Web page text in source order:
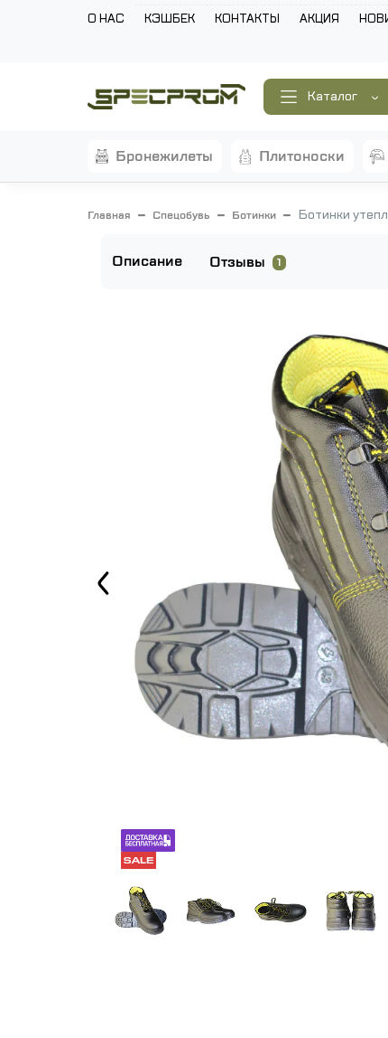
О НАС КЭШБЕК КОНТАКТЫ АКЦИЯ
Каталог
бронежилеты плитоноски
Главная Спецобувь Ботинки Ботинки
Описание Отзывы 1